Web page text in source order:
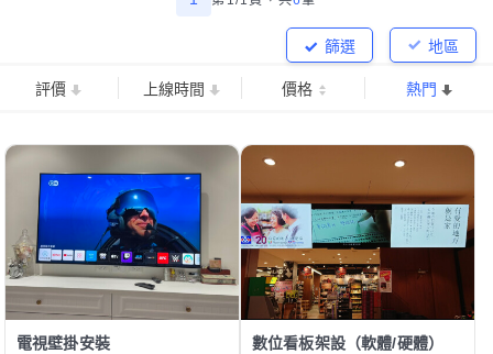
地區
篩選
評價 上線時間 價格 熱門
電視壁掛安裝 數位看板架設（軟體/硬體）